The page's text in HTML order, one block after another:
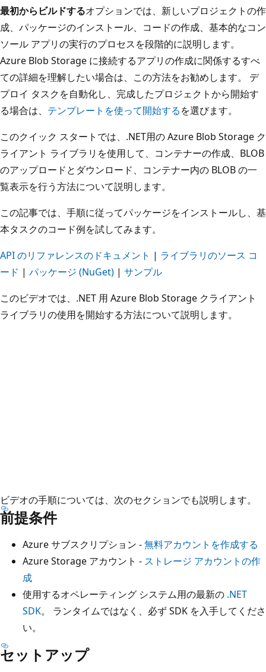
最初からビルドするオプションでは、新しいプロジェクトの作
成、パッケージのインストール、コードの作成、基本的なコン
ソール アプリの実行のプロセスを段階的に説明します。
Azure Blob Storage に接続するアプリの作成に関係するすべ
ての詳細を理解したい場合は、この方法をお勧めします。 デ
プロイ タスクを自動化し、完成したプロジェクトから開始す
る場合は、 テンプレートを使って開始するを選びます。
このクイック スタートでは、.NET用の Azure Blob Storage ク
ライアント ライブラリを使用して、コンテナーの作成、BLOB
のアップロードとダウンロード、コンテナー内の BLOB の一
覧表示を行う方法について説明します。
この記事では、手順に従ってパッケージをインストールし、基
本タスクのコード例を試してみます。
API のリファレンスのドキュメント | ライブラリのソース コ
ード | パッケージ (NuGet) | サンプル
このビデオでは、.NET 用 Azure Blob Storage クライアント
ライブラリの使用を開始する方法について説明します。
ビデオの手順については、次のセクションでも説明します。
前提条件
Azure サブスクリプション -無料アカウントを作成する
Azure Storage アカウント - ストレージ アカウントの作
成
使用するオペレーティング システム用の最新の .NET
SDK。 ランタイムではなく、必ず SDK を入手してくださ
い。
セットアップ